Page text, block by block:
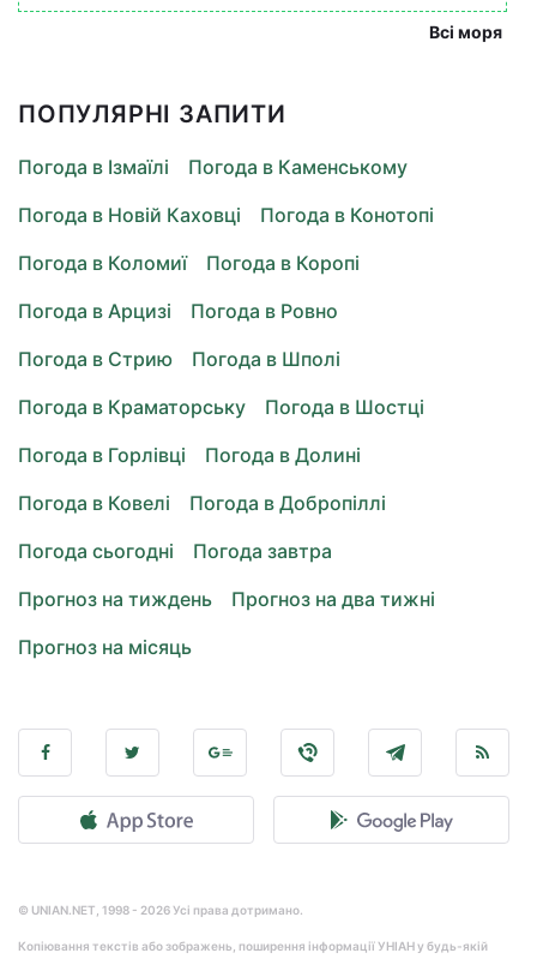
Всі моря
ПОПУЛЯРНІ ЗАПИТИ
Погода в Ізмаїлі
Погода в Каменському
Погода в Новій Каховці
Погода в Конотопі
Погода в Коломиї
Погода в Коропі
Погода в Арцизі
Погода в Ровно
Погода в Стрию
Погода в Шполі
Погода в Краматорську
Погода в Шостці
Погода в Горлівці
Погода в Долині
Погода в Ковелі
Погода в Добропіллі
Погода сьогодні
Погода завтра
Прогноз на тиждень
Прогноз на два тижні
Прогноз на місяць
© UNIAN.NET, 1998 - 2026 Усі права дотримано.
Копіювання текстів або зображень, поширення інформації УНІАН у будь-якій